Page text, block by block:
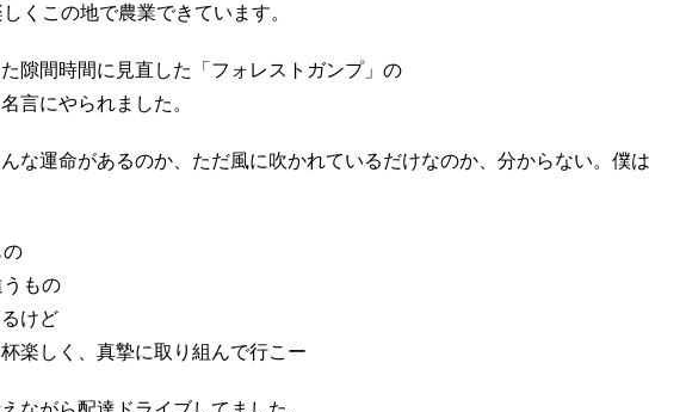
くこの地で農業できています。
隙間時間に見直した「フォレストガンプ」の
言にやられました。
な運命があるのか、ただ風に吹かれているだけなのか、分からない。僕は
もの
けど
楽しく、真摯に取り組んで行こー